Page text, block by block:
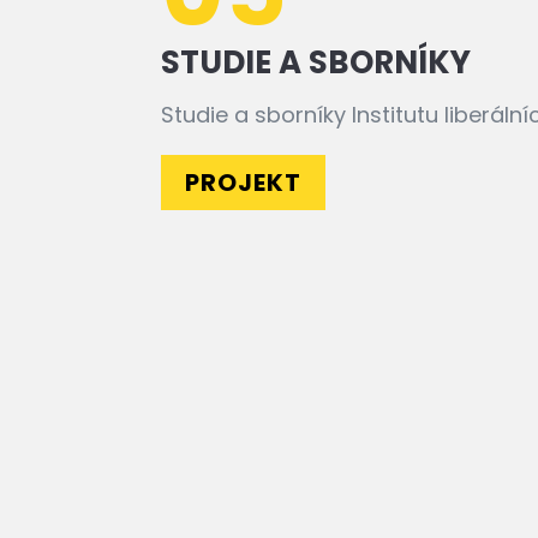
STUDIE A SBORNÍKY
Studie a sborníky Institutu
PROJEKT